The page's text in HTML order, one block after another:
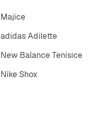
Majice
adidas Adilette
New Balance Tenisice
Nike Shox